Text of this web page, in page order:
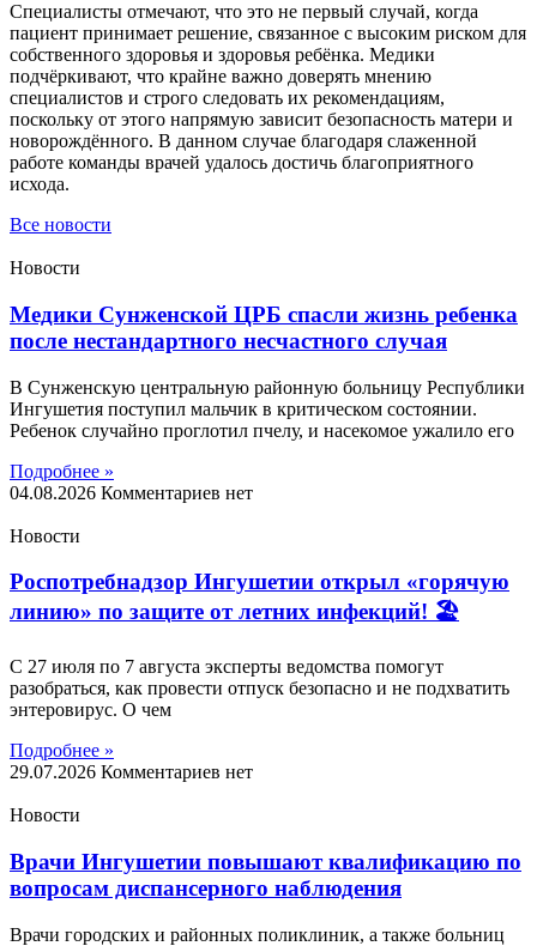
Специалисты отмечают, что это не первый случай, когда
пациент принимает решение, связанное с высоким риском для
собственного здоровья и здоровья ребёнка. Медики
подчёркивают, что крайне важно доверять мнению
специалистов и строго следовать их рекомендациям,
поскольку от этого напрямую зависит безопасность матери и
новорождённого. В данном случае благодаря слаженной
работе команды врачей удалось достичь благоприятного
исхода.
Все новости
Новости
Медики Сунженской ЦРБ спасли жизнь ребенка
после нестандартного несчастного случая
В Сунженскую центральную районную больницу Республики
Ингушетия поступил мальчик в критическом состоянии.
Ребенок случайно проглотил пчелу, и насекомое ужалило его
Подробнее »
04.08.2026 Комментариев нет
Новости
Роспотребнадзор Ингушетии открыл «горячую
линию» по защите от летних инфекций! 🏖
С 27 июля по 7 августа эксперты ведомства помогут
разобраться, как провести отпуск безопасно и не подхватить
энтеровирус. О чем
Подробнее »
29.07.2026 Комментариев нет
Новости
Врачи Ингушетии повышают квалификацию по
вопросам диспансерного наблюдения
Врачи городских и районных поликлиник, а также больниц